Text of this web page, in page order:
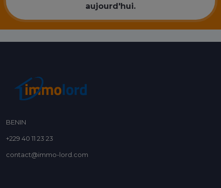
aujourd'hui.
BENIN
+229 40 11 23 23
contact@immo-lord.com